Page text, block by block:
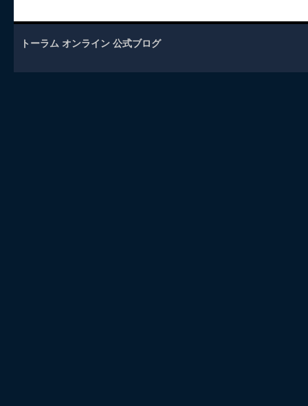
トーラム オンライン 公式ブログ